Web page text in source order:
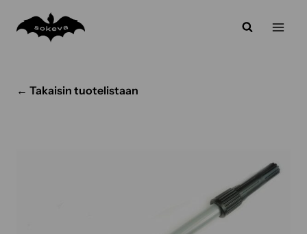
sisältöön
← Takaisin tuotelistaan